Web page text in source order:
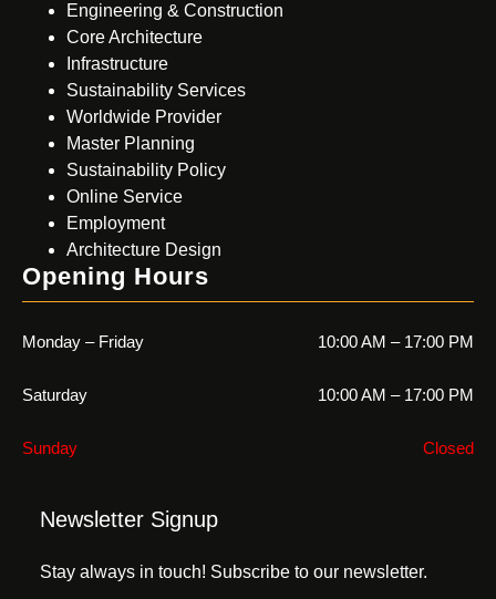
Engineering & Construction
Core Architecture
Infrastructure
Sustainability Services
Worldwide Provider
Master Planning
Sustainability Policy
Online Service
Employment
Architecture Design
Opening Hours
Monday – Friday 10:00 AM – 17:00 PM
Saturday 10:00 AM – 17:00 PM
Sunday Closed
Newsletter Signup
Stay always in touch! Subscribe to our newsletter.